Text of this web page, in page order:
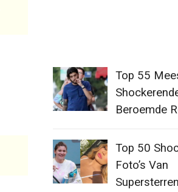
Top 55
Beroemde
Top 50
Foto’s Van